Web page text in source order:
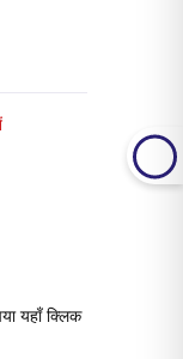
यहाँ क्लिक